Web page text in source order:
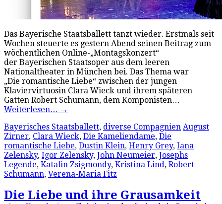
Das Bayerische Staatsballett tanzt wieder. Erstmals seit
Wochen steuerte es gestern Abend seinen Beitrag zum
wöchentlichen Online-„Montagskonzert“
der Bayerischen Staatsoper aus dem leeren
Nationaltheater in München bei. Das Thema war
„Die romantische Liebe“ zwischen der jungen
Klaviervirtuosin Clara Wieck und ihrem späteren
Gatten Robert Schumann, dem Komponisten…
Weiterlesen… →
Bayerisches Staatsballett, diverse Compagnien August
Zirner, Clara Wieck, Die Kameliendame, Die
romantische Liebe, Dustin Klein, Henry Grey, Iana
Zelensky, Igor Zelensky, John Neumeier, Josephs
Legende, Katalin Zsigmondy, Kristina Lind, Robert
Schumann, Verena-Maria Fitz
Die Liebe und ihre Grausamkeit